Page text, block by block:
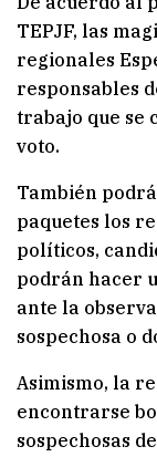
TEPJF, las
regionales
responsables
trabajo que se
voto.
También
paquetes los
políticos,
podrán hacer
ante la
sospechosa o
Asimismo, la
encontrarse
sospechosas